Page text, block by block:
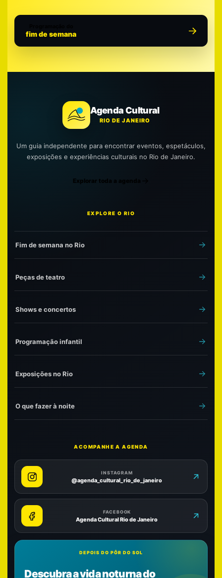
fim de semana
Agenda Cultural
RIO DE JANEIRO
Um guia independente para encontrar eventos, espetáculos,
exposições e experiências culturais no Rio de Janeiro.
Explorar toda a agenda
EXPLORE O RIO
Fim de semana no Rio
Peças de teatro
Shows e concertos
Programação infantil
Exposições no Rio
O que fazer à noite
ACOMPANHE A AGENDA
INSTAGRAM
@agenda_cultural_rio_de_janeiro
FACEBOOK
Agenda Cultural Rio de Janeiro
DEPOIS DO PÔR DO SOL
Descubra a vida noturna do